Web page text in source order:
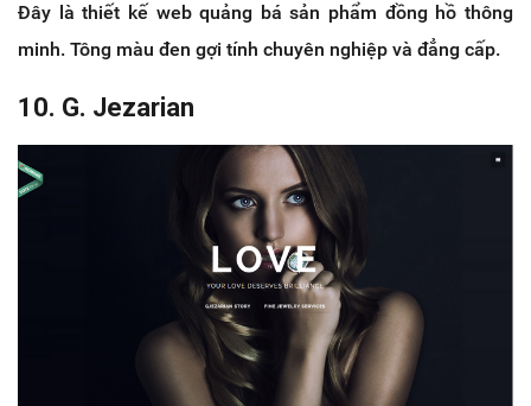
Đây là thiết kế web quảng bá sản phẩm đồng hồ thông
minh. Tông màu đen gợi tính chuyên nghiệp và đẳng cấp.
10. G. Jezarian